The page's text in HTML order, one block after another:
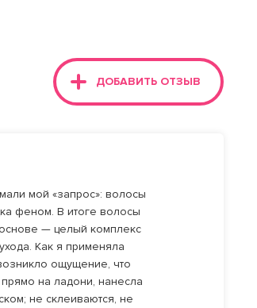
ДОБАВИТЬ ОТЗЫВ
мой «запрос»: волосы
феном. В итоге волосы
— целый комплекс
Как я применяла
ощущение, что
на ладони, нанесла
не склеиваются, не